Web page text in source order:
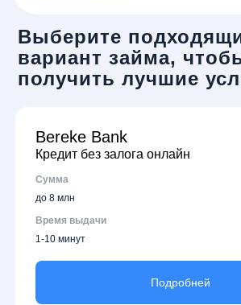
Выберите
вариант займа,
получить лучшие
Bereke Bank
Кредит без залога онлайн
Сумма
до 8 млн
Время выдачи
1-10 минут
Подробней